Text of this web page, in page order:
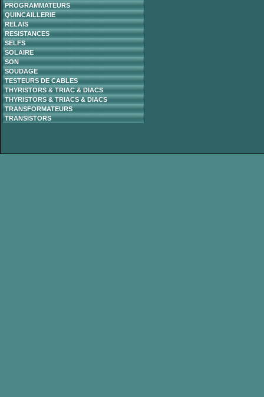
PROGRAMMATEURS
QUINCAILLERIE
RELAIS
RESISTANCES
SELFS
SOLAIRE
SON
SOUDAGE
TESTEURS DE CABLES
THYRISTORS & TRIAC & DIACS
THYRISTORS & TRIACS & DIACS
TRANSFORMATEURS
TRANSISTORS